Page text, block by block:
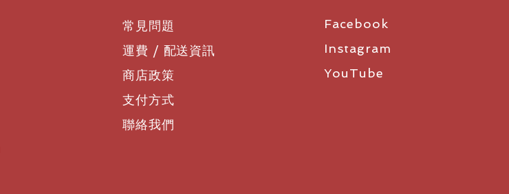
常見問題
運費 / 配送資訊
商店政策
支付方式
聯絡我們
Facebook
Instagram
YouTube